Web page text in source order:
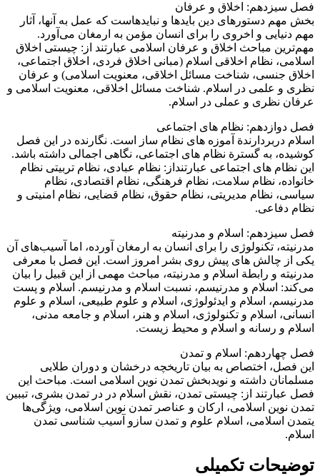
فصل سیزدهم: اخلاق و عرفان
بخش مهم دستور‌های دین باید‌ها و نبایدهاست که عمل به آنها، آثار
مهم دنیایی و اخروی را برای انسان مؤمن به ارمغان می‌آورد.
مهم‌ترین مباحث اخلاق و عرفان اسلامی عبارتند از: چیستی اخلاق
اسلامی، نظام اخلاقی اسلام (مبانی اخلاق فردی، اخلاق اجتماعی،
اخلاق جنسی، شناخت مسائل اخلاقی، معنویت اسلامی) و عرفان
نظری و علمی در اسلام. شناخت مسائل اخلاقی، معنویت اسلامی و
عرفان نظری و عملی در اسلام.
فصل دوازدهم: نظام های اجتماعی
اسلام دربردارندة آموزه های نظام ساز است. نگارنده در این فصل
کوشیده، به گسترة نظام های اجتماعی، نگاهی اجمالی داشته باشد.
این نظام های اجتماعی عبارتنداز: نظام عبادی، نظام تربیتی نظام
خانواده، نظام سلامت، نظام فرهنگی، نظام اقتصادی، نظام
سیاسی، نظام مدیریتی، نظام حقوق، نظام قضایی، نظام امنیتی و
نظام دفاعی.
فصل سیزدهم: اسلام و مدرنیته
مدرنیته، تکنولوژی را برای انسان به ارمغان آورده، اما آسیب‌های آن
یکی از چالش های پیش روی بشر امروز است. این فصل با معرفی
مدرنیته و رابطة اسلام و مدرنیته، مباحث مهمی از این قبیل را بیان
می‌کند: اسلام و مدرنیسم، نسبت اسلام و مدرنیسم. اسلام و پست
مدرنیسم، اسلام و ایدئولوژی، اسلام و علوم طبیعی، اسلام و علوم
انسانی، اسلام و تکنولوژی، اسلام و هنر، اسلام و جامعه مدنی،
اسلام و رسانه و اسلام و محیط زیست.
فصل چهاردهم: اسلام و تمدن
این فصل، اختصاص به بیان تاریخچه درخشان و دوران طلایی
مسلمانان داشته و نویدبخش تمدن نوین اسلامی است. مباحث این
فصل عبارتند از: چیستی تمدن، نقش اسلام در در تمدن بشری، تببین
تمدن نوین اسلامی، ارکان و عناصر تمدن نوین اسلامی، ویژگی‌ها
یتمدن اسلامی، اسلام علوم و تمدن سازو آسیب شناسی تمدن
اسلام.
توضیحات تکمیلی